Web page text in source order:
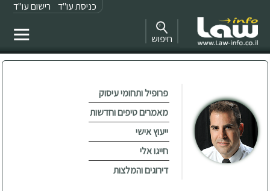
כניסת עו"ד רישום עו"ד
חיפוש
פרופיל ותחומי עיסוק
מאמרים טיפים וחדשות
ייעוץ אישי
חייגו אלי
דירוגים והמלצות